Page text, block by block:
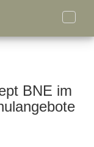
Toggle
BNE im